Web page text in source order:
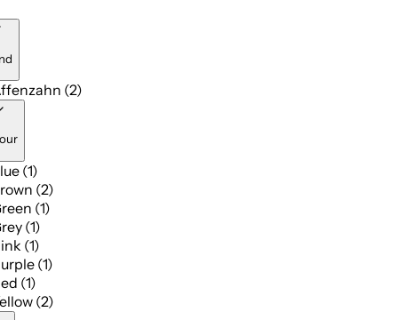
(2)
(1)
(2)
(1)
(1)
(1)
(1)
(1)
(2)